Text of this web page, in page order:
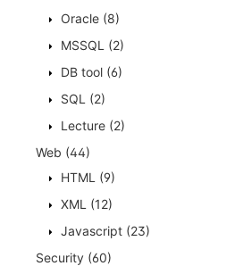
Oracle (8)
MSSQL (2)
DB tool (6)
SQL (2)
Lecture (2)
Web (44)
HTML (9)
XML (12)
Javascript (23)
Security (60)